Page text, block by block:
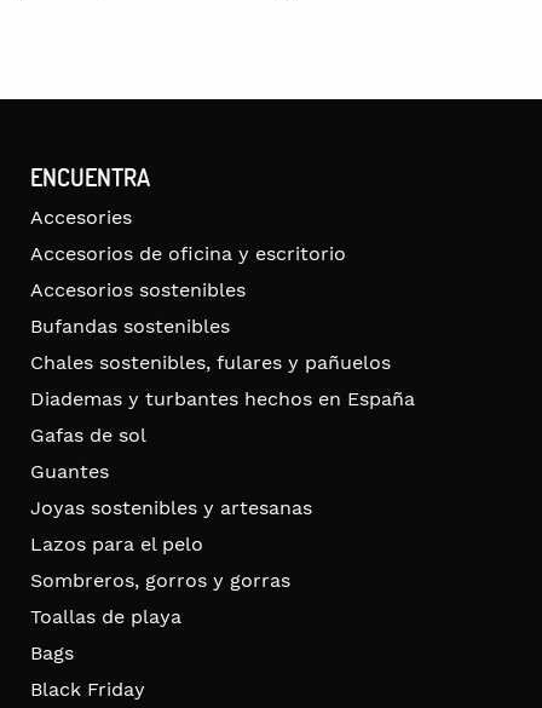
ENCUENTRA
Accesories
Accesorios de oficina y escritorio
Accesorios sostenibles
Bufandas sostenibles
Chales sostenibles, fulares y pañuelos
Diademas y turbantes hechos en España
Gafas de sol
Guantes
Joyas sostenibles y artesanas
Lazos para el pelo
Sombreros, gorros y gorras
Toallas de playa
Bags
Black Friday